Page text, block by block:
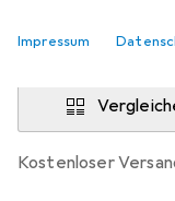
Impressum
kostenloser